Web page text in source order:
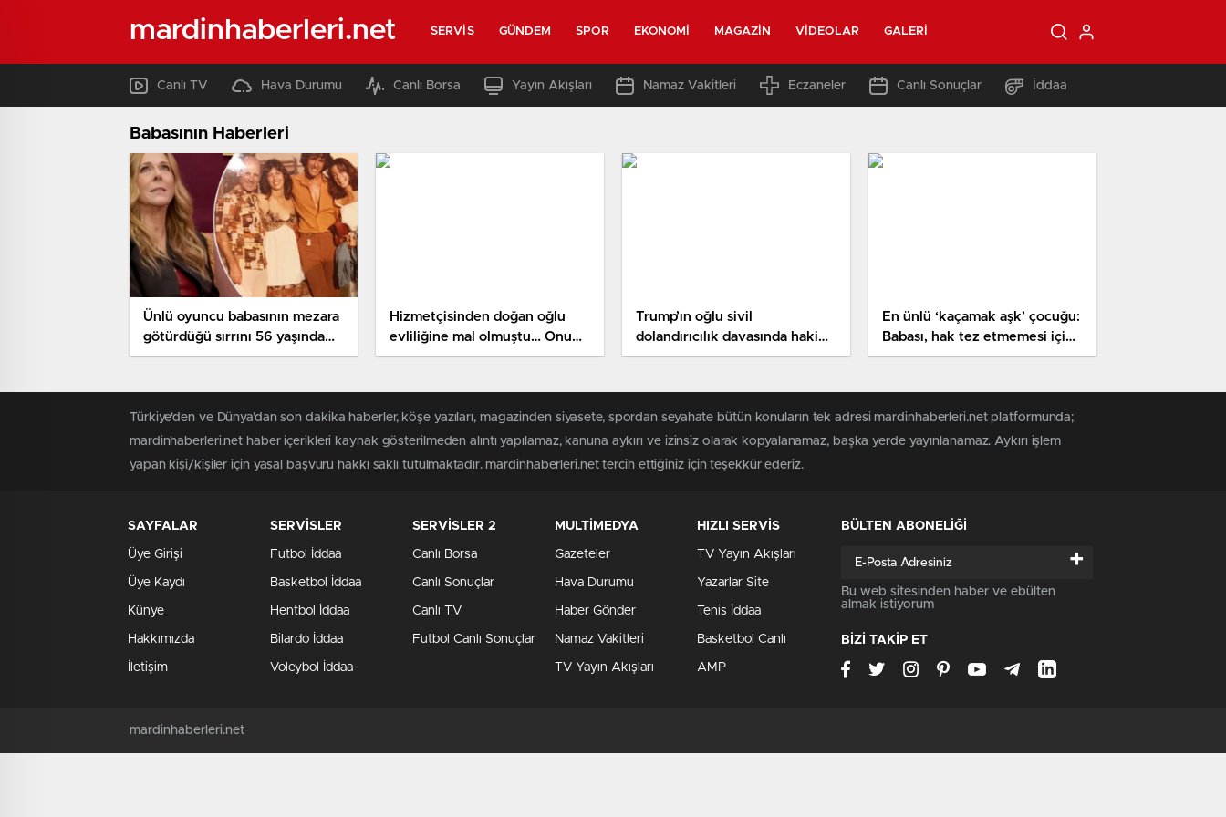
mardinhaberleri.net SERVIS GÜNDEM SPOR EKONOMI MAGAZIN VIDEOLAR GALERI
Canlı TV Hava Durumu Canlı Borsa Yayın Akışları Namaz Vakitleri Eczaneler Canlı Sonuçlar İddaa
Babasının Haberleri
Ünlü oyuncu babasının mezara
götürdüğü sırrını 56 yaşında
öğrendi… ‘Bizden gizlediği bir
Hizmetçisinden doğan oğlu
evliliğine mal olmuştu… Onu
yıllar sonra bağrına bastı
Trump’ın oğlu sivil
dolandırıcılık davasında hakim
karşısında
En ünlü ‘kaçamak aşk’ çocuğu:
Babası, hak tez etmemesi için
ona avuç dolusu para ödedi
Türkiye'den ve Dünya’dan son dakika haberler, köşe yazıları, magazinden siyasete, spordan seyahate bütün konuların tek adresi mardinhaberleri.net platformunda;
mardinhaberleri.net haber içerikleri kaynak gösterilmeden alıntı yapılamaz, kanuna aykırı ve izinsiz olarak kopyalanamaz, başka yerde yayınlanamaz. Aykırı işlem
yapan kişi/kişiler için yasal başvuru hakkı saklı tutulmaktadır. mardinhaberleri.net tercih ettiğiniz için teşekkür ederiz.
SAYFALAR
Üye Girişi
Üye Kaydı
Künye
Hakkımızda
İletişim
SERVİSLER
Futbol İddaa
Basketbol İddaa
Hentbol İddaa
Bilardo İddaa
Voleybol İddaa
SERVİSLER 2
Canlı Borsa
Canlı Sonuçlar
Canlı TV
Futbol Canlı Sonuçlar
MULTİMEDYA
Gazeteler
Hava Durumu
Haber Gönder
Namaz Vakitleri
TV Yayın Akışları
HIZLI SERVİS
TV Yayın Akışları
Yazarlar Site
Tenis İddaa
Basketbol Canlı
AMP
BÜLTEN ABONELİĞİ
+
Bu web sitesinden haber ve ebülten
almak istiyorum
BİZİ TAKİP ET
mardinhaberleri.net